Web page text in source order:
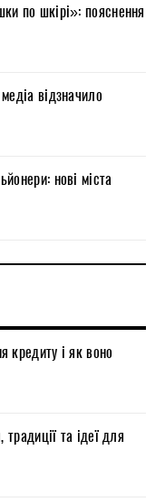
по шкірі»: пояснення
відзначило
нові міста
кредиту і як воно
традиції та ідеї для